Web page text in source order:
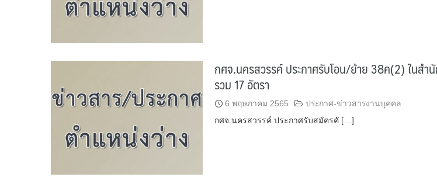
กศจ.นครสวรรค์ ประกาศรับโอน/ย้าย 38ค(2) ในสำ
รวม 17 อัตรา
6 พฤษภาคม 2565
ประกาศ-ข่าวสารงานบุคคล
กศจ.นครสวรรค์ ประกาศรับสมัครคั […]